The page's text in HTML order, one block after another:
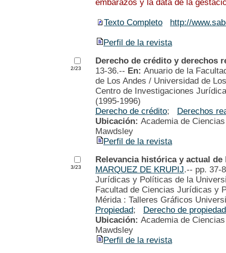
embarazos y la data de la
Texto Completo http://
Perfil de la revista
2/23
Derecho de crédito y derechos
13-36.-- En: Anuario de la
de Los Andes / Universidad de
Centro de Investigaciones
(1995-1996)
Derecho de crédito; Derechos
Ubicación: Academia de
Mawdsley
Perfil de la revista
3/23
Relevancia histórica y actual de
MARQUEZ DE KRUPIJ.-- pp. 37-
Jurídicas y Políticas de la
Facultad de Ciencias Jurídicas y
Mérida : Talleres Gráficos
Propiedad; Derecho de
Ubicación: Academia de
Mawdsley
Perfil de la revista